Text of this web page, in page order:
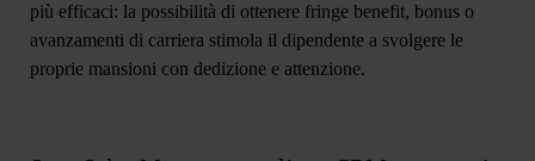
più efficaci: la possibilità di ottenere fringe benefit, bonus o
avanzamenti di carriera stimola il dipendente a svolgere le
proprie mansioni con dedizione e attenzione.